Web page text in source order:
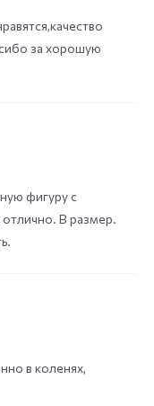
за хорошую
фигуру с
В размер.
в коленях,